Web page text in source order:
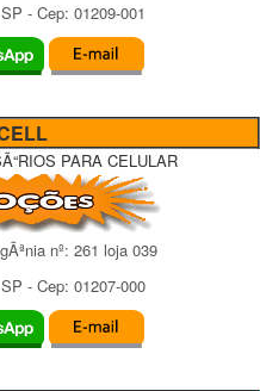
SP - Cep: 01209-001
PARA CELULAR
nº: 261 loja 039
SP - Cep: 01207-000